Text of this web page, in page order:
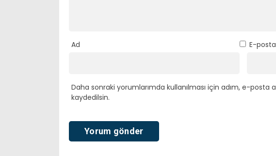
Ad E-posta
Daha sonraki yorumlarımda kullanılması için adım, e-posta
kaydedilsin.